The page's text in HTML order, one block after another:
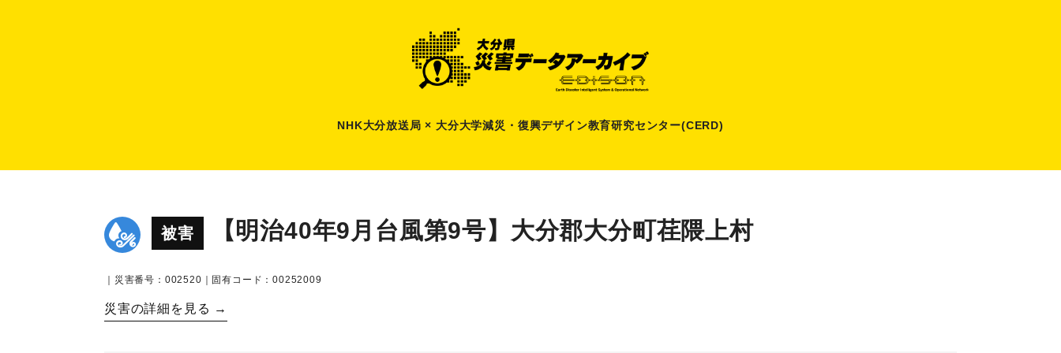
NHK大分放送局 × 大分大学減災 ・ 復興デザイン教育研究センター(CERD)
被害 【明治40年9月台風第9号】大分郡大分町荏隈上村
｜災害番号：002520｜固有コード：00252009
災害の詳細を見る →